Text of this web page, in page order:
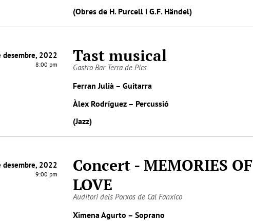
(Obres de H. Purcell i G.F. Händel)
desembre, 2022
8:00 pm Tast musical
Gastro Bar Terra de Pics
Ferran Julià – Guitarra
Àlex Rodríguez – Percussió
(Jazz)
desembre, 2022
9:00 pm
Concert - MEMORIES OF
LOVE
Auditori dels Porxos de Cal Fanxico
Ximena Agurto – Soprano